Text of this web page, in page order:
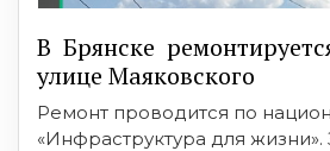
В Брянске
улице Маяковского
Ремонт проводится по
«Инфраструктура для